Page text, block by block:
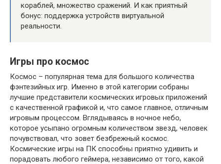
кораблей, множество сражений. И как приятный
бонус: поддержка устройств виртуальной
реальности.
Игры про космос
Космос – популярная тема для большого количества
фэнтезийных игр. Именно в этой категории собраны
лучшие представители космических игровых приложений
с качественной графикой и, что самое главное, отличным
игровым процессом. Вглядываясь в ночное небо,
которое усыпано огромным количеством звезд, человек
почувствовал, что зовет безбрежный космос.
Космические игры на ПК способны приятно удивить и
порадовать любого геймера, независимо от того, какой